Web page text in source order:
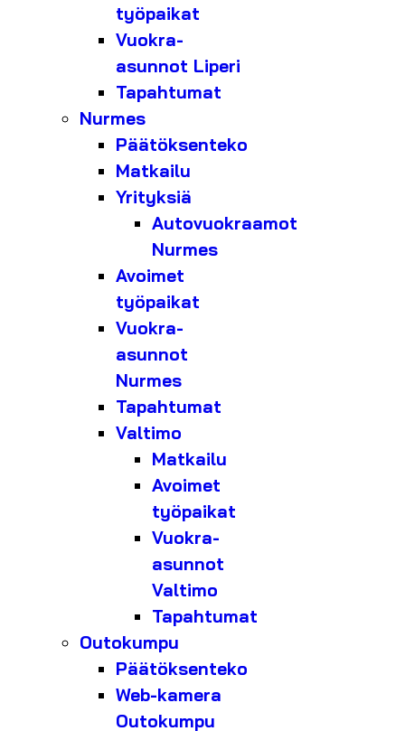
työpaikat
Vuokra-
asunnot Liperi
Tapahtumat
Nurmes
Päätöksenteko
Matkailu
Yrityksiä
Autovuokraamot
Nurmes
Avoimet
työpaikat
Vuokra-
asunnot
Nurmes
Tapahtumat
Valtimo
Matkailu
Avoimet
työpaikat
Vuokra-
asunnot
Valtimo
Tapahtumat
Outokumpu
Päätöksenteko
Web-kamera
Outokumpu